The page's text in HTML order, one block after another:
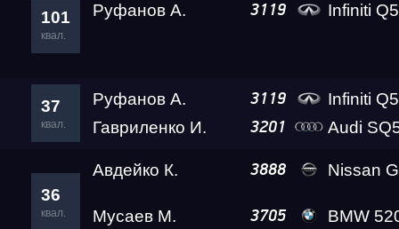
101
квал.
Руфанов А. 3119 Infiniti
37
квал.
Руфанов А. 3119
Infiniti
Гавриленко И.
3201 Audi SQ5 Ада
36
квал.
Авдейко К. 3888 Nissan GT-R
Мусаев М. 3705 BMW 520D